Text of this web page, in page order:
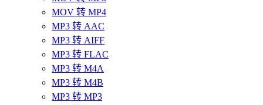
MOV 转 MP4
MP3 转 AAC
MP3 转 AIFF
MP3 转 FLAC
MP3 转 M4A
MP3 转 M4B
MP3 转 MP3